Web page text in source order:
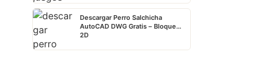
Descargar Perro Salchicha
AutoCAD DWG Gratis – Bloque
2D